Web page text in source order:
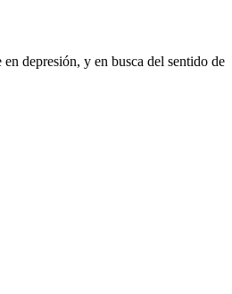
depresión, y en busca del sentido de